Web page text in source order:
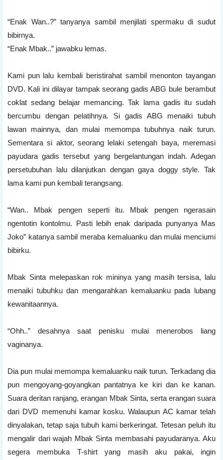
“Enak Wan..?” tanyanya sambil menjilati spermaku di sudut
bibirnya.
“Enak Mbak..” jawabku lemas.
Kami pun lalu kembali beristirahat sambil menonton tayangan
DVD. Kali ini dilayar tampak seorang gadis ABG bule berambut
coklat sedang belajar memancing. Tak lama gadis itu sudah
bercumbu dengan pelatihnya. Si gadis ABG menaiki tubuh
lawan mainnya, dan mulai memompa tubuhnya naik turun.
Sementara si aktor, seorang lelaki setengah baya, meremasi
payudara gadis tersebut yang bergelantungan indah. Adegan
persetubuhan lalu dilanjutkan dengan gaya doggy style. Tak
lama kami pun kembali terangsang.
“Wan.. Mbak pengen seperti itu. Mbak pengen ngerasain
ngentotin kontolmu. Pasti lebih enak daripada punyanya Mas
Joko” katanya sambil meraba kemaluanku dan mulai menciumi
bibirku.
Mbak Sinta melepaskan rok mininya yang masih tersisa, lalu
menaiki tubuhku dan mengarahkan kemaluanku pada lubang
kewanitaannya.
“Ohh..” desahnya saat penisku mulai menerobos liang
vaginanya.
Dia pun mulai memompa kemaluanku naik turun. Terkadang dia
pun mengoyang-goyangkan pantatnya ke kiri dan ke kanan.
Suara deritan ranjang, erangan Mbak Sinta, serta erangan suara
dari DVD memenuhi kamar kosku. Walaupun AC kamar telah
dinyalakan, tetap saja tubuh kami berkeringat. Tetesan peluh itu
mengalir dari wajah Mbak Sinta membasahi payudaranya. Aku
segera membuka T-shirt yang masih aku pakai, ingin